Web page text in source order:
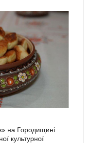
на Городищині
культурної